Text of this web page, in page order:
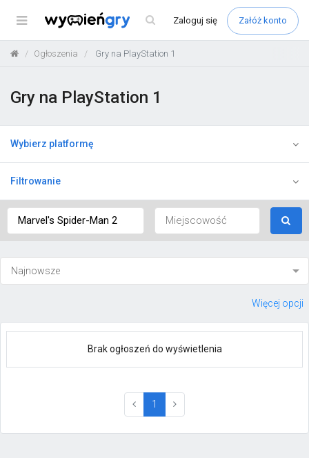
Menu Zaloguj się Załóż konto
Ogłoszenia Gry na PlayStation 1
Gry na PlayStation 1
Wybierz platformę
Filtrowanie
Więcej opcji
Brak ogłoszeń do wyświetlenia
1 (current)